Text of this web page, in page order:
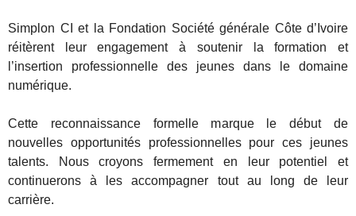
Simplon CI et la Fondation Société générale Côte d’Ivoire
réitèrent leur engagement à soutenir la formation et
l’insertion professionnelle des jeunes dans le domaine
numérique.
Cette reconnaissance formelle marque le début de
nouvelles opportunités professionnelles pour ces jeunes
talents. Nous croyons fermement en leur potentiel et
continuerons à les accompagner tout au long de leur
carrière.